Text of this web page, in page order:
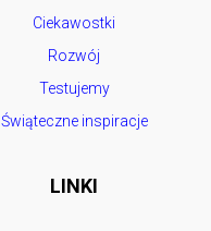
Ciekawostki
Rozwój
Testujemy
Świąteczne inspiracje
LINKI